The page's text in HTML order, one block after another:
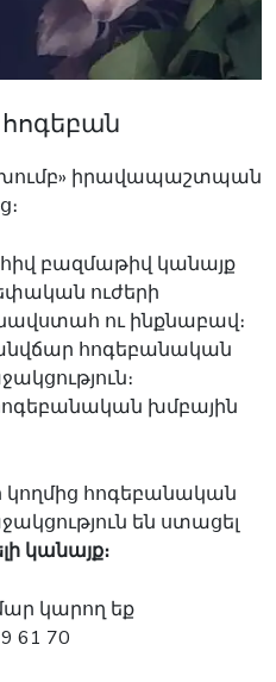
խումբ» իրավապաշտպան
բազմաթիվ կանայք
ուժերի
ու ինքնաբավ։
հոգեբանական
խմբային
կողմից հոգեբանական
են ստացել
կանայք։
կարող եք
61 70